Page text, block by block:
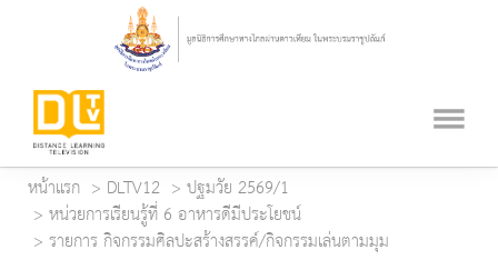
หน้าแรก DLTV12
ปฐมวัย 2569/1
หน่วยการเรียนรู้ที่ 6 อาหารดีมีประโยชน์
รายการ กิจกรรมศิลปะสร้างสรรค์/กิจกรรมเล่นตามมุม